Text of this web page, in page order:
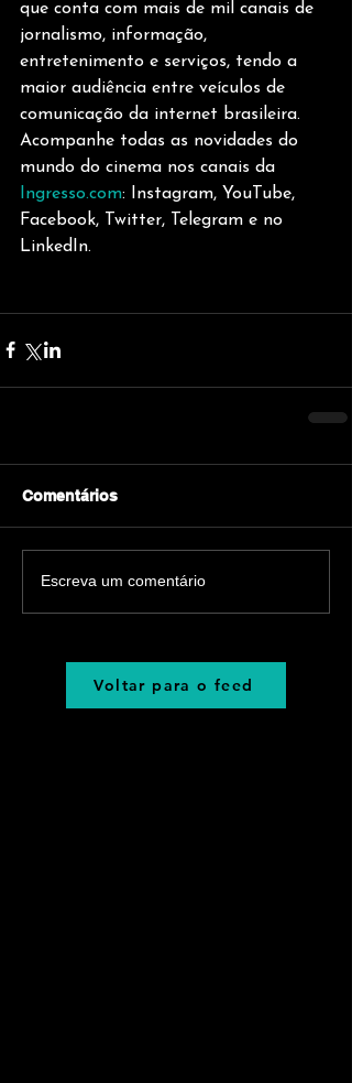
que conta com mais de mil canais de
jornalismo, informação,
entretenimento e serviços, tendo a
maior audiência entre veículos de
comunicação da internet brasileira.
Acompanhe todas as novidades do
mundo do cinema nos canais da
Ingresso.com: Instagram, YouTube,
Facebook, Twitter, Telegram e no
LinkedIn.
Comentários
Escreva um comentário
Voltar para o feed